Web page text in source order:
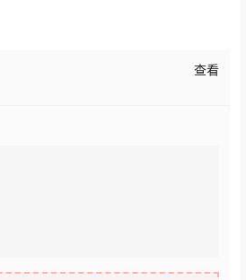
查看